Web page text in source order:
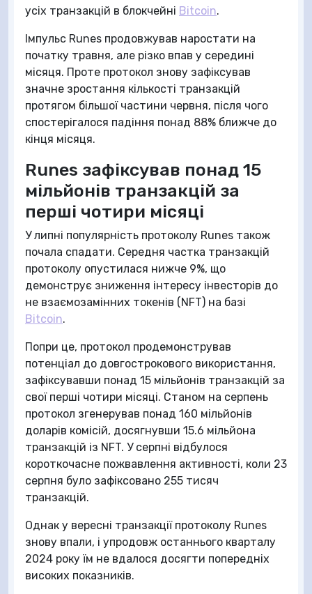
усіх транзакцій в блокчейні Bitcoin.
Імпульс Runes продовжував наростати на
початку травня, але різко впав у середині
місяця. Проте протокол знову зафіксував
значне зростання кількості транзакцій
протягом більшої частини червня, після чого
спостерігалося падіння понад 88% ближче до
кінця місяця.
Runes зафіксував понад 15
мільйонів транзакцій за
перші чотири місяці
У липні популярність протоколу Runes також
почала спадати. Середня частка транзакцій
протоколу опустилася нижче 9%, що
демонструє зниження інтересу інвесторів до
не взаємозамінних токенів (NFT) на базі
Bitcoin.
Попри це, протокол продемонстрував
потенціал до довгострокового використання,
зафіксувавши понад 15 мільйонів транзакцій за
свої перші чотири місяці. Станом на серпень
протокол згенерував понад 160 мільйонів
доларів комісій, досягнувши 15.6 мільйона
транзакцій із NFT. У серпні відбулося
короткочасне пожвавлення активності, коли 23
серпня було зафіксовано 255 тисяч
транзакцій.
Однак у вересні транзакції протоколу Runes
знову впали, і упродовж останнього кварталу
2024 року їм не вдалося досягти попередніх
високих показників.